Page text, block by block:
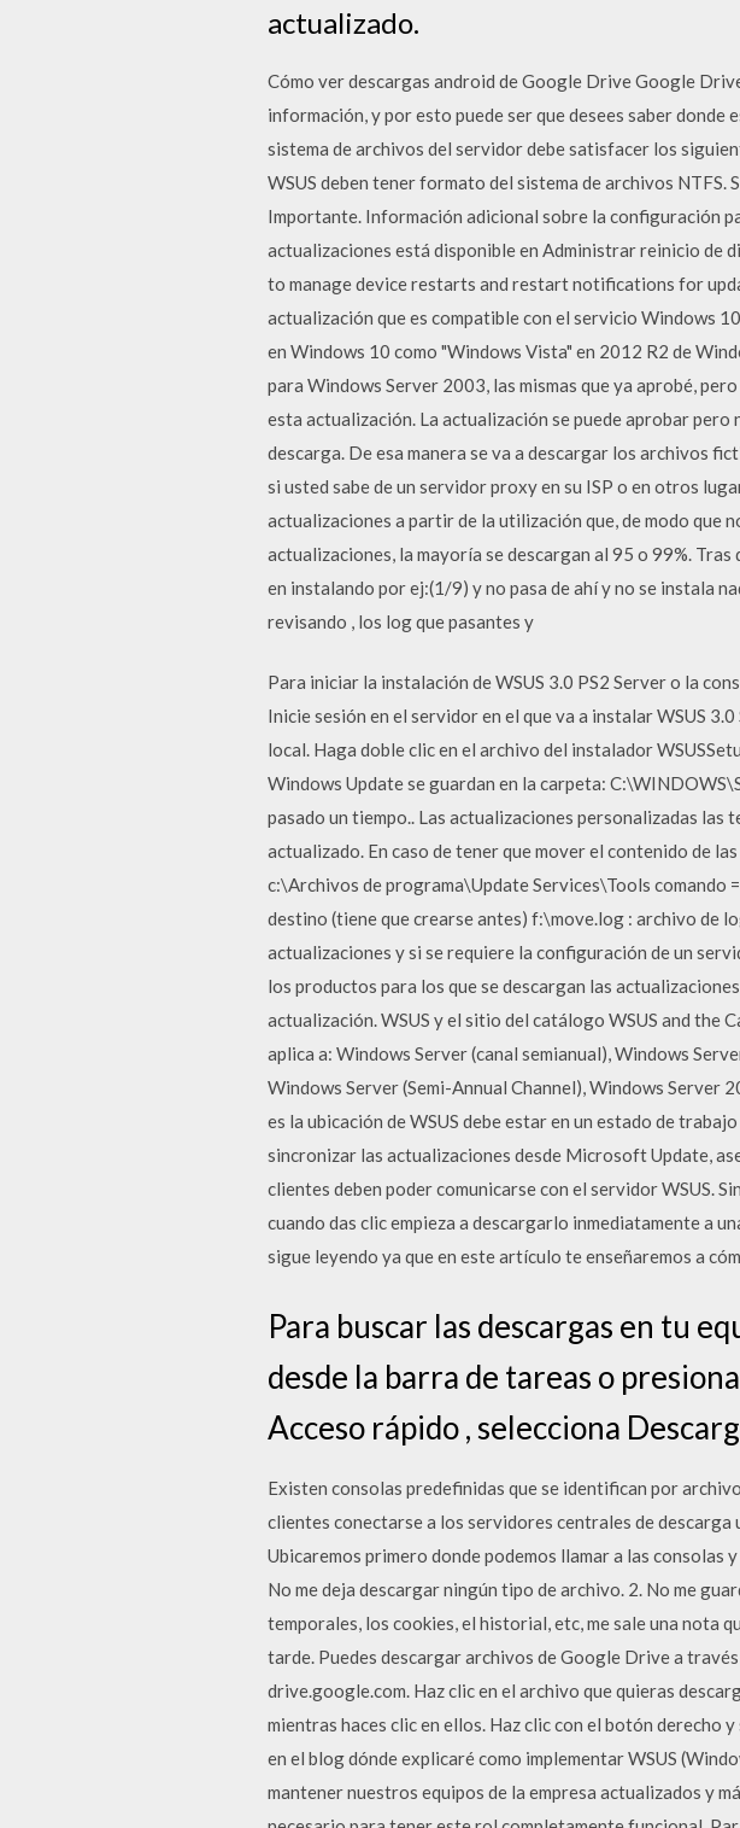
actualizado.
Cómo ver descargas android de Google Drive Google
información, y por esto puede ser que desees saber donde
sistema de archivos del servidor debe satisfacer los
WSUS deben tener formato del sistema de archivos NTFS.
Importante. Información adicional sobre la configuración
actualizaciones está disponible en Administrar reinicio
to manage device restarts and restart notifications for
actualización que es compatible con el servicio Windows
en Windows 10 como "Windows Vista" en 2012 R2 de
para Windows Server 2003, las mismas que ya aprobé,
esta actualización. La actualización se puede aprobar
descarga. De esa manera se va a descargar los archivos
si usted sabe de un servidor proxy en su ISP o en otros
actualizaciones a partir de la utilización que, de modo que
actualizaciones, la mayoría se descargan al 95 o 99%.
en instalando por ej:(1/9) y no pasa de ahí y no se instala
revisando , los log que pasantes y
Para iniciar la instalación de WSUS 3.0 PS2 Server o la
Inicie sesión en el servidor en el que va a instalar WSUS
local. Haga doble clic en el archivo del instalador
Windows Update se guardan en la carpeta:
pasado un tiempo.. Las actualizaciones personalizadas las
actualizado. En caso de tener que mover el contenido de
c:\Archivos de programa\Update Services\Tools
destino (tiene que crearse antes) f:\move.log : archivo de
actualizaciones y si se requiere la configuración de un
los productos para los que se descargan las
actualización. WSUS y el sitio del catálogo WSUS and
aplica a: Windows Server (canal semianual), Windows
Windows Server (Semi-Annual Channel), Windows
es la ubicación de WSUS debe estar en un estado de
sincronizar las actualizaciones desde Microsoft Update,
clientes deben poder comunicarse con el servidor WSUS.
cuando das clic empieza a descargarlo inmediatamente a
sigue leyendo ya que en este artículo te enseñaremos a
Para buscar las descargas en tu
desde la barra de tareas o
Acceso rápido , selecciona
Existen consolas predefinidas que se identifican por
clientes conectarse a los servidores centrales de descarga
Ubicaremos primero donde podemos llamar a las consolas
No me deja descargar ningún tipo de archivo. 2. No me
temporales, los cookies, el historial, etc, me sale una nota
tarde. Puedes descargar archivos de Google Drive a
drive.google.com. Haz clic en el archivo que quieras
mientras haces clic en ellos. Haz clic con el botón derecho
en el blog dónde explicaré como implementar WSUS
mantener nuestros equipos de la empresa actualizados y